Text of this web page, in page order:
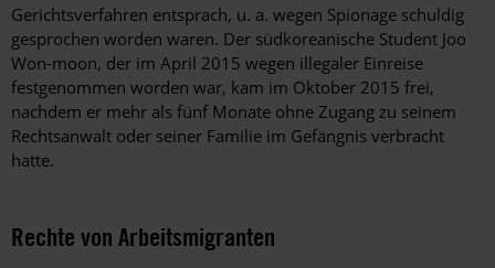
Gerichtsverfahren entsprach, u. a. wegen Spionage schuldig
gesprochen worden waren. Der südkoreanische Student Joo
Won-moon, der im April 2015 wegen illegaler Einreise
festgenommen worden war, kam im Oktober 2015 frei,
nachdem er mehr als fünf Monate ohne Zugang zu seinem
Rechtsanwalt oder seiner Familie im Gefängnis verbracht
hatte.
Rechte von Arbeitsmigranten